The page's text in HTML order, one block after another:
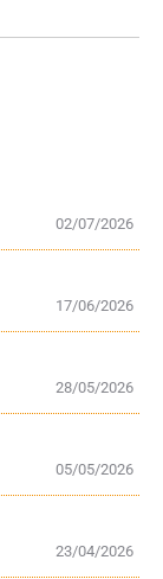
02/07/2026
17/06/2026
28/05/2026
05/05/2026
23/04/2026